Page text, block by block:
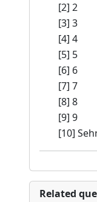
[2] 2
[3] 3
[4] 4
[5] 5
[6] 6
[7] 7
[8] 8
[9] 9
[10]
Related